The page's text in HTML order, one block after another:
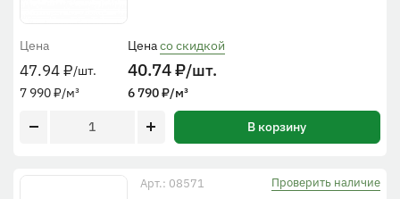
Цена
47.94₽/шт.
7 990₽/м³
Ценасо скидкой
40.74₽/шт.
6 790₽/м³
В корзину
Арт.: 08571 Проверить наличие